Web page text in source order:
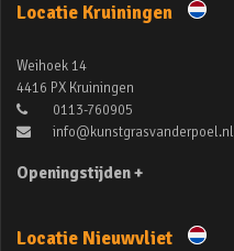
Locatie Kruiningen
Weihoek 14
4416 PX Kruiningen
0113-760905
info@kunstgrasvanderpoel.nl
Openingstijden +
Locatie Nieuwvliet